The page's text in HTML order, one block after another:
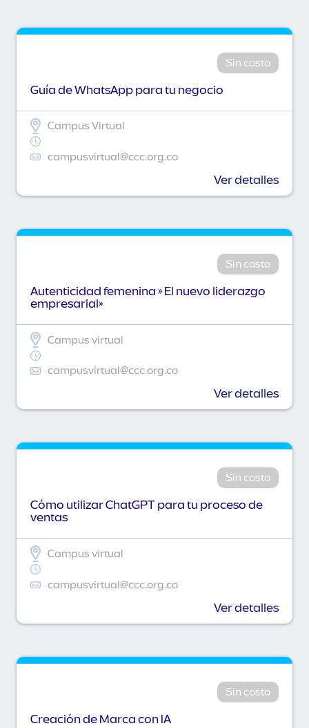
Sin costo
Guía de WhatsApp para tu negocio
Campus Virtual
campusvirtual@ccc.org.co
Ver detalles
Sin costo
Autenticidad femenina » El nuevo liderazgo
empresarial»
Campus virtual
campusvirtual@ccc.org.co
Ver detalles
Sin costo
Cómo utilizar ChatGPT para tu proceso de
ventas
Campus virtual
campusvirtual@ccc.org.co
Ver detalles
Sin costo
Creación de Marca con IA